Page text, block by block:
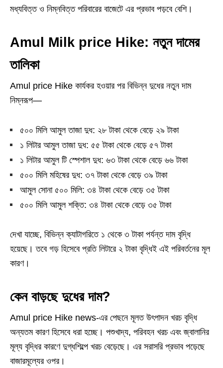
মধ্যবিত্ত ও নিম্নবিত্ত পরিবারের বাজেটে এর প্রভাব পড়বে বেশি।
Amul Milk price Hike: নতুন দামের
তালিকা
Amul price Hike কার্যকর হওয়ার পর বিভিন্ন দুধের নতুন দাম
নিম্নরূপ—
৫০০ মিলি আমুল তাজা দুধ: ২৮ টাকা থেকে বেড়ে ২৯ টাকা
১ লিটার আমুল তাজা দুধ: ৫৫ টাকা থেকে বেড়ে ৫৭ টাকা
১ লিটার আমুল টি স্পেশাল দুধ: ৬৩ টাকা থেকে বেড়ে ৬৬ টাকা
৫০০ মিলি মহিষের দুধ: ৩৭ টাকা থেকে বেড়ে ৩৯ টাকা
আমুল সোনা ৫০০ মিলি: ৩৪ টাকা থেকে বেড়ে ৩৫ টাকা
৫০০ মিলি আমুল শক্তি: ৩৪ টাকা থেকে বেড়ে ৩৫ টাকা
দেখা যাচ্ছে, বিভিন্ন ক্যাটাগরিতে ১ থেকে ৩ টাকা পর্যন্ত দাম বৃদ্ধি
হয়েছে। তবে গড় হিসেবে প্রতি লিটারে ২ টাকা বৃদ্ধিই এই পরিবর্তনের মূল
কারণ।
কেন বাড়ছে দুধের দাম?
Amul price Hike news-এর পেছনে মূলত উৎপাদন খরচ বৃদ্ধি
অন্যতম কারণ হিসেবে ধরা হচ্ছে। পশুখাদ্য, পরিবহন খরচ এবং জ্বালানির
মূল্য বৃদ্ধির কারণে দুগ্ধশিল্পে খরচ বেড়েছে। এর সরাসরি প্রভাব পড়েছে
বাজারমূল্যের ওপর।